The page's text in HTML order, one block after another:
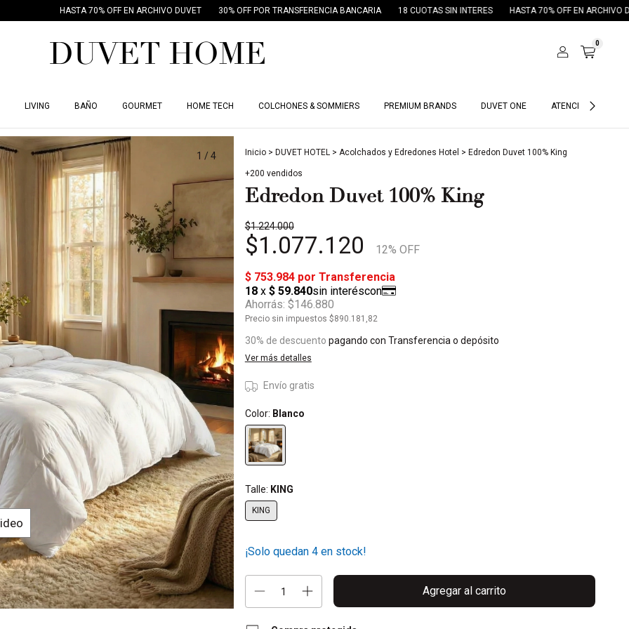
HASTA 70% OFF EN ARCHIVO DUVET 30% OFF POR TRANSFERENCIA BANCARIA 18 CUOTAS SIN INTERES HASTA 70% OFF EN ARCHIVO DUVET
0
LIVING BAÑO GOURMET HOME TECH COLCHONES & SOMMIERS PREMIUM BRANDS DUVET ONE ATENCIÓN HOTELES
1 /4 Inicio > DUVET HOTEL > Acolchados y Edredones Hotel > Edredon Duvet 100% King
+200 vendidos
Edredon Duvet 100% King
$1.224.000
$1.077.120 12% OFF
Ahorrás: $146.880
Precio sin impuestos $890.181,82
30% de descuento pagando con Transferencia o depósito
Ver más detalles
Envío gratis
Color: Blanco
Talle: KING
KING
¡Solo quedan 4en stock!